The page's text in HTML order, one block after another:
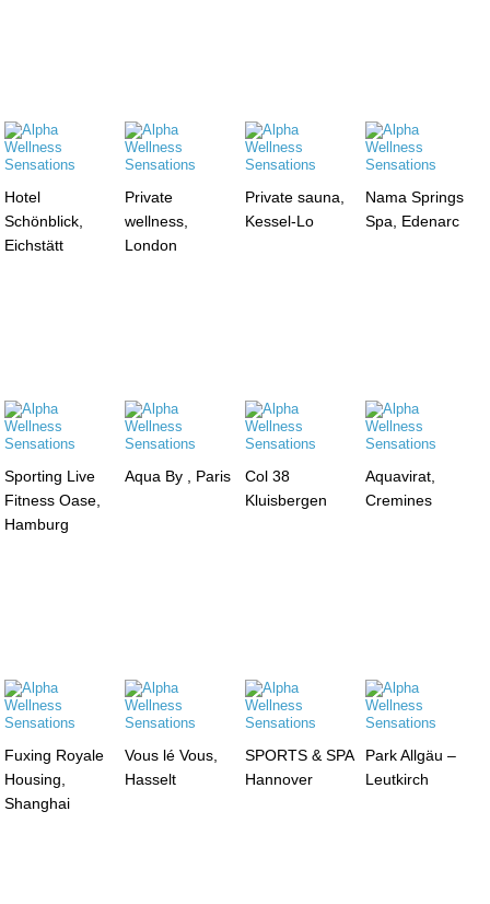
Hotel
Schönblick,
Eichstätt
Private
wellness,
London
Private sauna,
Kessel-Lo
Nama Springs
Spa, Edenarc
Sporting Live
Fitness Oase,
Hamburg
Aqua By , Paris
Col 38
Kluisbergen
Aquavirat,
Cremines
Fuxing Royale
Housing,
Shanghai
Vous lé Vous,
Hasselt
SPORTS & SPA
Hannover
Park Allgäu –
Leutkirch